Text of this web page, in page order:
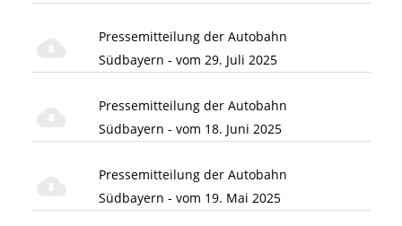
Pressemitteilung der Autobahn
Südbayern - vom 29. Juli 2025
Pressemitteilung der Autobahn
Südbayern - vom 18. Juni 2025
Pressemitteilung der Autobahn
Südbayern - vom 19. Mai 2025